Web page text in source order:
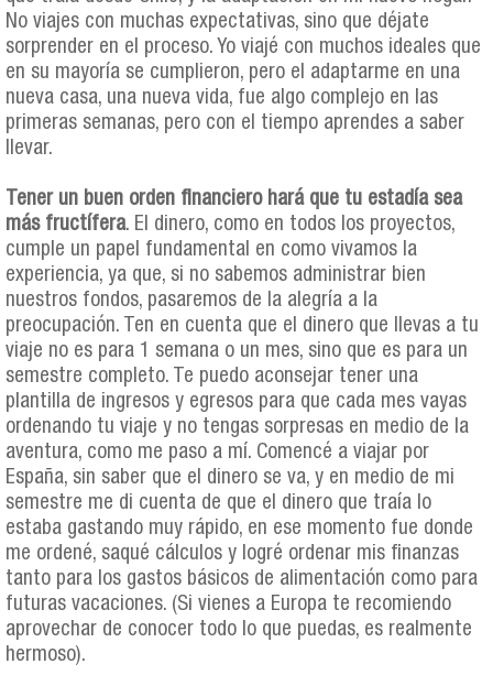
No viajes con muchas expectativas, sino que déjate
sorprender en el proceso. Yo viajé con muchos ideales que
en su mayoría se cumplieron, pero el adaptarme en una
nueva casa, una nueva vida, fue algo complejo en las
primeras semanas, pero con el tiempo aprendes a saber
llevar.
Tener un buen orden financiero hará que tu estadía sea
más fructífera. El dinero, como en todos los proyectos,
cumple un papel fundamental en como vivamos la
experiencia, ya que, si no sabemos administrar bien
nuestros fondos, pasaremos de la alegría a la
preocupación. Ten en cuenta que el dinero que llevas a tu
viaje no es para 1 semana o un mes, sino que es para un
semestre completo. Te puedo aconsejar tener una
plantilla de ingresos y egresos para que cada mes vayas
ordenando tu viaje y no tengas sorpresas en medio de la
aventura, como me paso a mí. Comencé a viajar por
España, sin saber que el dinero se va, y en medio de mi
semestre me di cuenta de que el dinero que traía lo
estaba gastando muy rápido, en ese momento fue donde
me ordené, saqué cálculos y logré ordenar mis finanzas
tanto para los gastos básicos de alimentación como para
futuras vacaciones. (Si vienes a Europa te recomiendo
aprovechar de conocer todo lo que puedas, es realmente
hermoso).